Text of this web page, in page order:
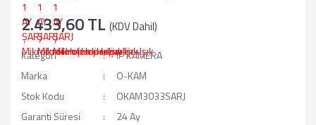
2.433,60 TL (KDV Dahil)
Kategori
IP KAMERA
Marka
O-KAM
Stok Kodu
OKAM3033SARJ
Garanti Süresi
24 Ay